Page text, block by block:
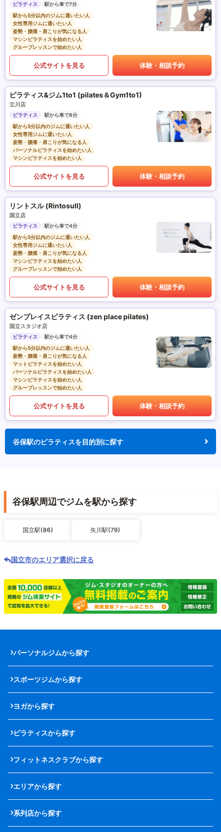
ピラティス
駅から車で7分
駅から5分以内のジムに通いたい人
女性専用ジムに通いたい人
姿勢・腰痛・肩こりが気になる人
マシンピラティスを始めたい人
グループレッスンで始めたい人
公式サイトを見る 体験・相談予約
ピラティス&ジム1to1 (pilates＆Gym1to1)
立川店
ピラティス
駅から車で8分
駅から5分以内のジムに通いたい人
女性専用ジムに通いたい人
姿勢・腰痛・肩こりが気になる人
パーソナルピラティスを始めたい人
マシンピラティスを始めたい人
公式サイトを見る 体験・相談予約
リントスル (Rintosull)
国立店
ピラティス
駅から車で4分
駅から5分以内のジムに通いたい人
女性専用ジムに通いたい人
姿勢・腰痛・肩こりが気になる人
マシンピラティスを始めたい人
グループレッスンで始めたい人
公式サイトを見る 体験・相談予約
ゼンプレイスピラティス (zen place pilates)
国立スタジオ店
ピラティス
駅から車で4分
駅から5分以内のジムに通いたい人
姿勢・腰痛・肩こりが気になる人
マットピラティスを始めたい人
パーソナルピラティスを始めたい人
マシンピラティスを始めたい人
グループレッスンで始めたい人
公式サイトを見る 体験・相談予約
谷保駅のピラティスを目的別に探す
谷保駅周辺でジムを駅から探す
国立駅(86) 矢川駅(79)
国立市のエリア選択に戻る
パーソナルジムから探す
スポーツジムから探す
ヨガから探す
ピラティスから探す
フィットネスクラブから探す
エリアから探す
系列店から探す